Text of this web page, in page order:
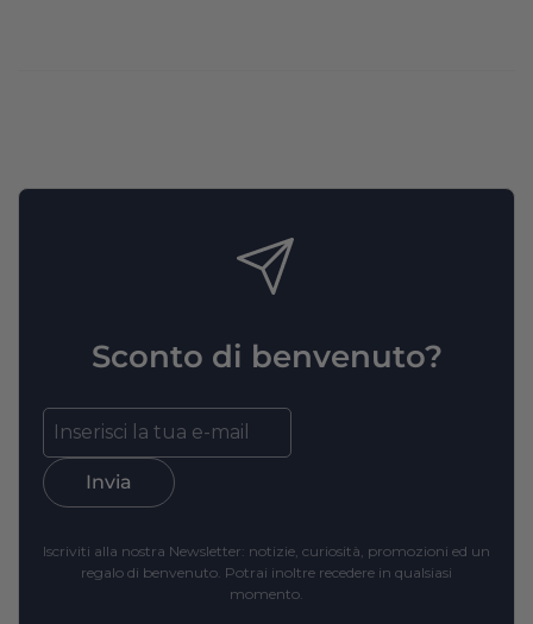
Sconto di benvenuto?
Invia
Iscriviti alla nostra Newsletter: notizie, curiosità, promozioni ed un
regalo di benvenuto. Potrai inoltre recedere in qualsiasi
momento.